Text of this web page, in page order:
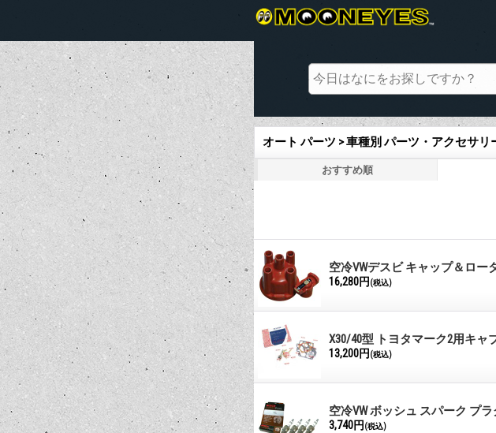
オート パーツ > 車種別 パーツ・アクセサリ
おすすめ順
空冷VWデスビ キャップ＆ロー
16,280円 (税込)
X30/40型 トヨタマーク2用キャ
13,200円 (税込)
空冷VW ボッシュ スパーク プラ
3,740円 (税込)